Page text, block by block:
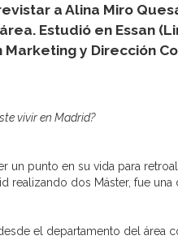
a Alina Miro
Estudió en Essan
y Dirección
vivir en Madrid?
punto en su vida para
dos Máster, fue
el departamento del